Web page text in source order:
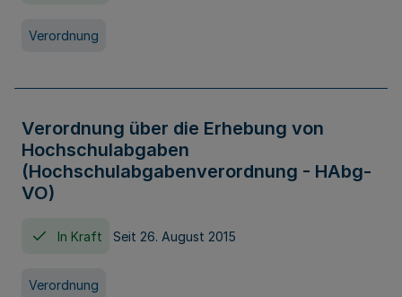
Verordnung
Verordnung über die Erhebung von
Hochschulabgaben
(Hochschulabgabenverordnung - HAbg-
VO)
In Kraft Seit 26. August 2015
Verordnung